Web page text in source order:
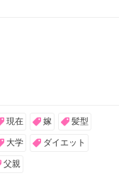
現在 嫁 髪型
大学 ダイエット
父親